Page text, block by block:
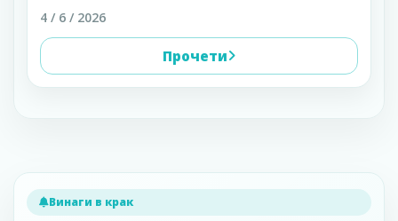
4 / 6 / 2026
Прочети
Винаги в крак